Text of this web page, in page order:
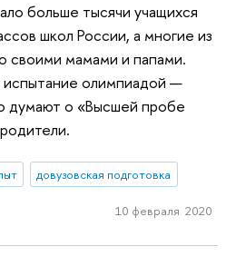
больше тысячи учащихся
школ России, а многие из
своими мамами и папами.
испытание олимпиадой —
думают о «Высшей пробе
довузовская подготовка
10 февраля 2020